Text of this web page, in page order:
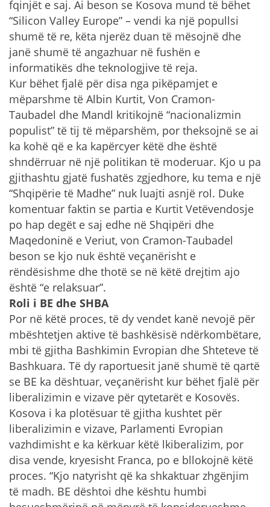
fqinjët e saj. Ai beson se Kosova mund të bëhet
“Silicon Valley Europe” – vendi ka një popullsi
shumë të re, këta njerëz duan të mësojnë dhe
janë shumë të angazhuar në fushën e
informatikës dhe teknologjive të reja.
Kur bëhet fjalë për disa nga pikëpamjet e
mëparshme të Albin Kurtit, Von Cramon-
Taubadel dhe Mandl kritikojnë “nacionalizmin
populist” të tij të mëparshëm, por theksojnë se ai
ka kohë që e ka kapërcyer këtë dhe është
shndërruar në një politikan të moderuar. Kjo u pa
gjithashtu gjatë fushatës zgjedhore, ku tema e një
“Shqipërie të Madhe” nuk luajti asnjë rol. Duke
komentuar faktin se partia e Kurtit Vetëvendosje
po hap degët e saj edhe në Shqipëri dhe
Maqedoninë e Veriut, von Cramon-Taubadel
beson se kjo nuk është veçanërisht e
rëndësishme dhe thotë se në këtë drejtim ajo
është “e relaksuar”.
Roli i BE dhe SHBA
Por në këtë proces, të dy vendet kanë nevojë për
mbështetjen aktive të bashkësisë ndërkombëtare,
mbi të gjitha Bashkimin Evropian dhe Shteteve të
Bashkuara. Të dy raportuesit janë shumë të qartë
se BE ka dështuar, veçanërisht kur bëhet fjalë për
liberalizimin e vizave për qytetarët e Kosovës.
Kosova i ka plotësuar të gjitha kushtet për
liberalizimin e vizave, Parlamenti Evropian
vazhdimisht e ka kërkuar këtë lkiberalizim, por
disa vende, kryesisht Franca, po e bllokojnë këtë
proces. “Kjo natyrisht që ka shkaktuar zhgënjim
të madh. BE dështoi dhe kështu humbi